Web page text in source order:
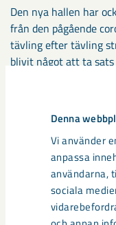
Denna
Vi använder
anpassa
användarna,
sociala
Den nya hallen har
från den pågående
tävling efter tävling
blivit något att ta
tävlingar. Hallen
en nytändning för
För övrigt har man
omständigheterna.
bedrivas utomhus.
dela upp vissa av